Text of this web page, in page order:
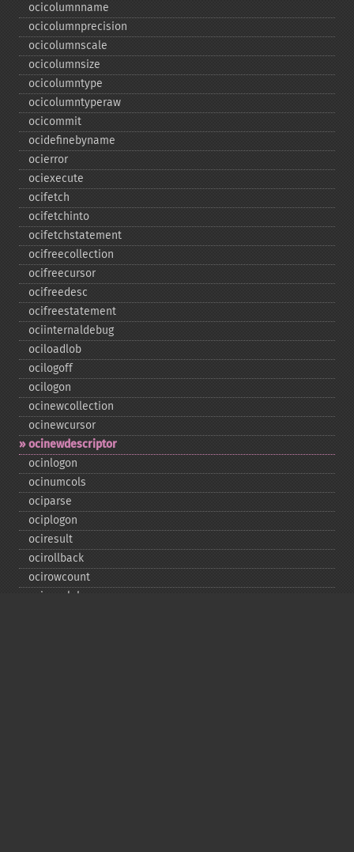
ocicolumnname
ocicolumnprecision
ocicolumnscale
ocicolumnsize
ocicolumntype
ocicolumntyperaw
ocicommit
ocidefinebyname
ocierror
ociexecute
ocifetch
ocifetchinto
ocifetchstatement
ocifreecollection
ocifreecursor
ocifreedesc
ocifreestatement
ociinternaldebug
ociloadlob
ocilogoff
ocilogon
ocinewcollection
ocinewcursor
ocinewdescriptor
ocinlogon
ocinumcols
ociparse
ociplogon
ociresult
ocirollback
ocirowcount
ocisavelob